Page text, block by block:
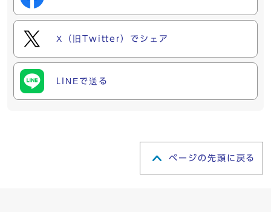
X（旧Twitter）でシェア
LINEで送る
ページの先頭に戻る